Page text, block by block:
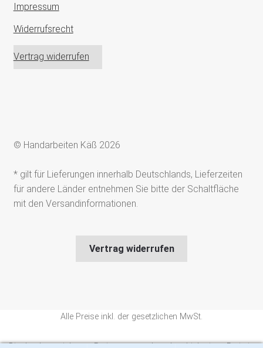
Impressum
Widerrufsrecht
Vertrag widerrufen
© Handarbeiten Käß 2026
* gilt für Lieferungen innerhalb Deutschlands, Lieferzeiten
für andere Länder entnehmen Sie bitte der Schaltfläche
mit den Versandinformationen.
Vertrag widerrufen
Alle Preise inkl. der gesetzlichen MwSt.